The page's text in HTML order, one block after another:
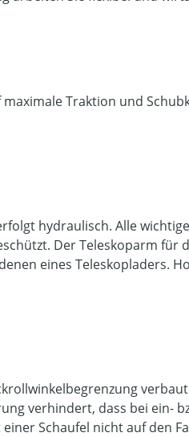
Traktion und
hydraulisch. Alle
Der Teleskoparm für
eines Teleskopladers.
verhindert, dass bei ein-
Schaufel nicht auf den